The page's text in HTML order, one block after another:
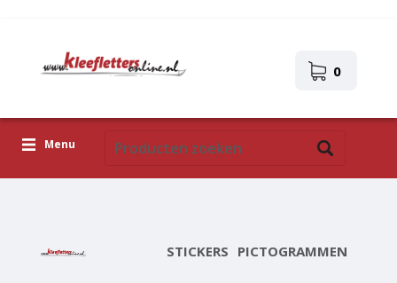
0
Menu
STICKERS PICTOGRAMMEN